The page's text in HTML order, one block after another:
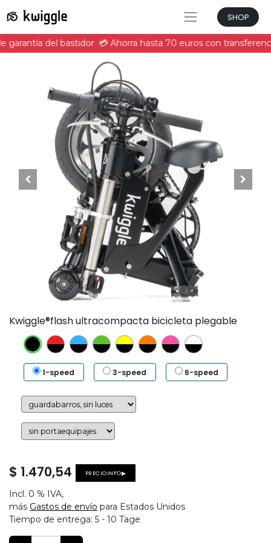
SHOP
garantía del bastidor 💳 Ahorra hasta 70 euros con
Kwiggle®flash ultracompacta bicicleta plegable
1-speed 3-speed 6-speed
$ 1.470,54 PRECIOINFO▶
Incl. 0 % IVA,
más Gastos de envío para Estados Unidos
Tiempo de entrega: 5 - 10 Tage